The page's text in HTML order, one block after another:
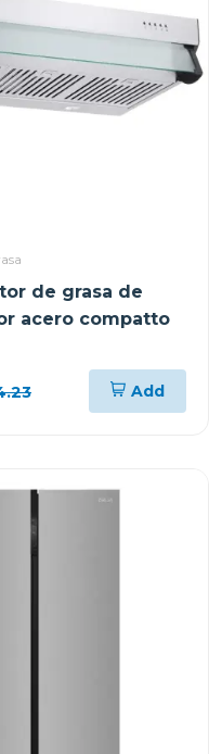
de grasa de
acero compatto
Add